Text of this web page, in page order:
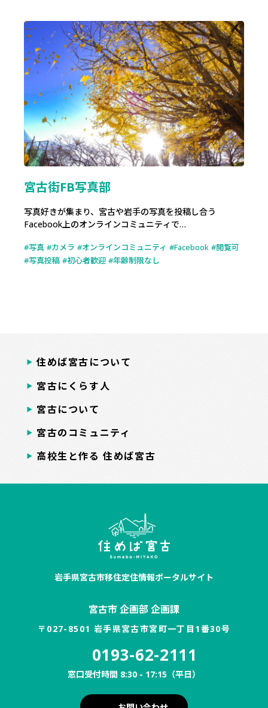
宮古街FB写真部
写真好きが集まり、宮古や岩手の写真を投稿し合う
Facebook上のオンラインコミュニティで…
写真 カメラ オンラインコミュニティ Facebook
閲覧可
写真投稿
初心者歓迎 年齢制限なし
住めば宮古について
宮古にくらす人
宮古について
宮古のコミュニティ
高校生と作る 住めば宮古
岩手県宮古市移住定住情報ポータルサイト
宮古市 企画部 企画課
〒027-8501 岩手県宮古市宮町一丁目1番30号
0193-62-2111
窓口受付時間 8:30 - 17:15（平日）